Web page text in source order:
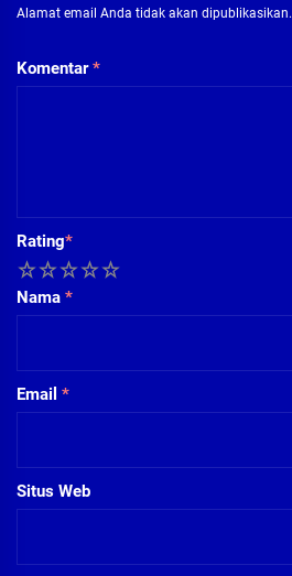
Alamat email Anda tidak akan dipublikasikan.
Komentar*
Rating*
5
4
3
2
Nama *
Email *
Situs Web